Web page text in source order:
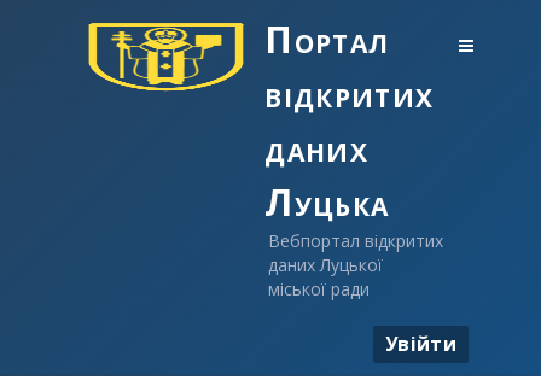
Портал
відкритих
даних
Луцька
Вебпортал відкритих
даних Луцької
міської ради
Увійти